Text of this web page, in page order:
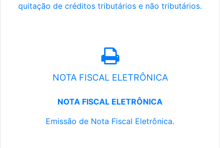
quitação de créditos tributários e não tributários.
NOTA FISCAL ELETRÔNICA
NOTA FISCAL ELETRÔNICA
Emissão de Nota Fiscal Eletrônica.